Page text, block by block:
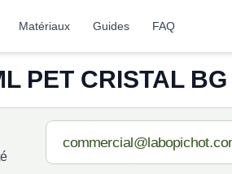
Matériaux Guides FAQ
PET CRISTAL